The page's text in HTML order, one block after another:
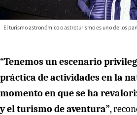
El turismo astronómico o astroturismo es uno de los
“Tenemos un escenario
práctica de actividades en la
momento en que se ha
y el turismo de aventura”,